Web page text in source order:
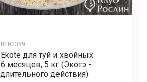
для туй и хвойных
месяцев, 5 кг (Экотэ -
действия)